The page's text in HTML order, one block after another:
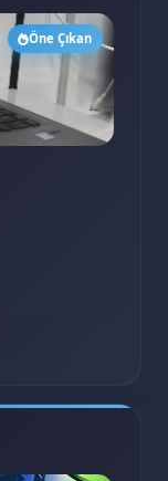
Öne Çıkan